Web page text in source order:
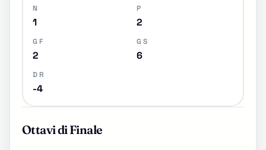
N
1
P
2
GF
2
GS
6
DR
-4
Ottavi di Finale